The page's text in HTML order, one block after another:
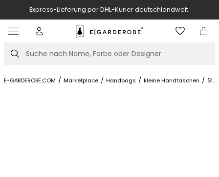
Kostenlose Stylistin-Beratung und Hilfe
Suche
E-GARDEROBE.COM / Marketplace / Handbags / kleine Handtaschen / ...